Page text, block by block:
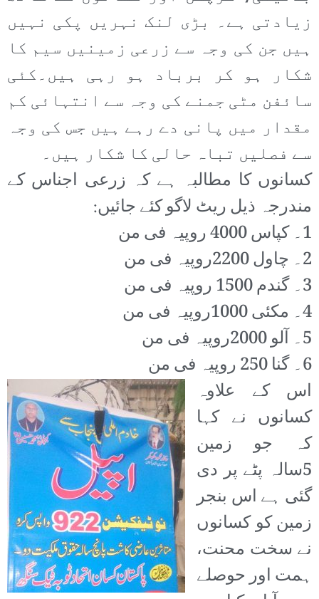
زیادتی ہے۔ بڑی لنک نہریں پکی نہیں
ہیں جن کی وجہ سے زرعی زمینیں سیم کا
شکار ہو کر برباد ہو رہی ہیں۔کئی
سائفن مٹی جمنے کی وجہ سے انتہائی کم
مقدار میں پانی دے رہے ہیں جس کی وجہ
سے فصلیں تباہ حالی کا شکار ہیں۔
کسانوں کا مطالبہ ہے کہ زرعی اجناس کے
مندرجہ ذیل ریٹ لاگو کئے جائیں:
1۔ کپاس 4000 روپیہ فی من
2۔ چاول 2200روپیہ فی من
3۔ گندم 1500 روپیہ فی من
4۔ مکئی 1000روپیہ فی من
5۔ آلو 2000روپیہ فی من
6۔ گنا 250 روپیہ فی من
اس کے علاوہ
کسانوں نے کہا
کہ جو زمین
5سالہ پٹے پر دی
گئی ہے اس بنجر
زمین کو کسانوں
نے سخت محنت،
ہمت اور حوصلے